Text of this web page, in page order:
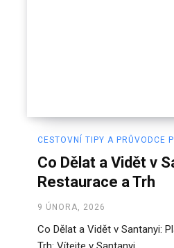
CESTOVNÍ TIPY A PRŮVODCE
Co Dělat a Vidět v
Restaurace a Trh
9 ÚNORA, 2026
Co Dělat a Vidět v Santanyi: